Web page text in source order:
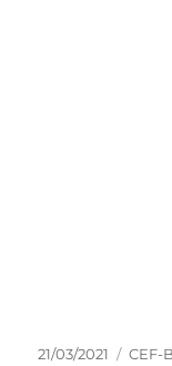
Veröffentlicht
21/03/2021 CEF-